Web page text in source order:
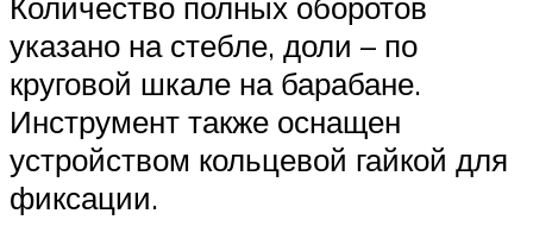
указано на стебле, доли – по
круговой шкале на барабане.
Инструмент также оснащен
устройством кольцевой гайкой для
фиксации.